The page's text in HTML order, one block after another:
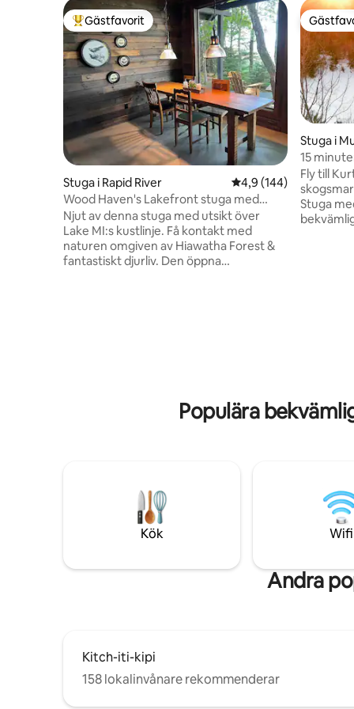
Populär gästfavorit
Gästfavorit
Stuga i Rapid River 4,9 av 5 i
4,9 (144)
Wood Haven's Lakefront stuga med
fantastisk utsikt
Njut av denna stuga med utsikt över
Lake MI:s kustlinje. Få kontakt med
naturen omgiven av Hiawatha Forest &
fantastiskt djurliv. Den öppna
del av Wood Haven Estate. ***Begränsad
tillgång till sjön på grund av låga
Stuga i
15
stuga
Fly till
Stuga
Populära
Kök Wifi
Andra
Kitch-iti-kipi
158 lokalinvånare rekommenderar